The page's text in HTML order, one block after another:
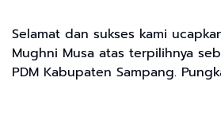
Selamat dan sukses kami
Mughni Musa atas terpilihnya
PDM Kabupaten Sampang.